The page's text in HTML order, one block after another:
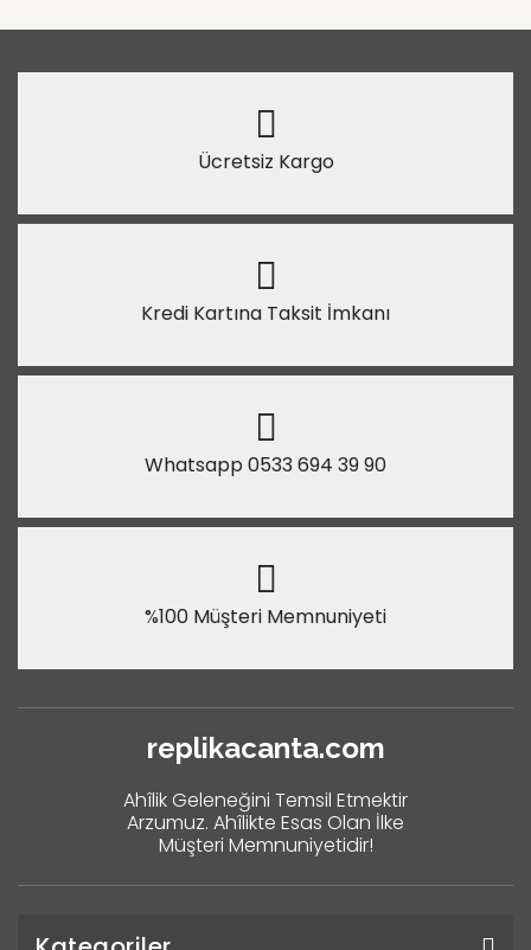
Ücretsiz Kargo
Kredi Kartına Taksit İmkanı
Whatsapp 0533 694 39 90
%100 Müşteri Memnuniyeti
replikacanta.com
Ahîlik Geleneğini Temsil Etmektir
Arzumuz. Ahîlikte Esas Olan İlke
Müşteri Memnuniyetidir!